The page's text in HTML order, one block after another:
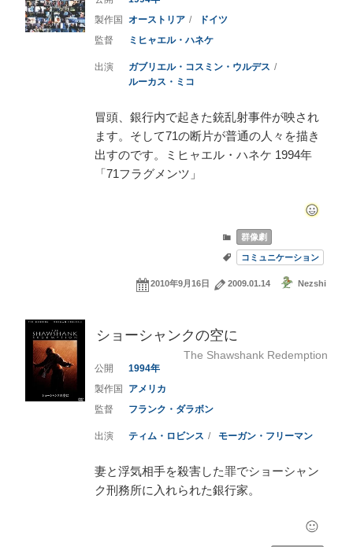
オーストリア
ドイツ
ミヒャエル・ハネケ
ガブリエル・コスミン・ウルデス
ルーカス・ミコ
冒頭、銀行内で起きた銃乱射事件が映され
ます。そして71の断片が普通の人々を描き
出すのです。ミヒャエル・ハネケ 1994年
「71フラグメンツ」
群像劇
コミュニケーション
2010年9月16日 2009.01.14 Nezshi
ショーシャンクの空に
The Shawshank Redemption
1994
アメリカ
フランク・ダラボン
ティム・ロビンス モーガン・フリーマン
妻と浮気相手を殺害した罪でショーシャン
ク刑務所に入れられた銀行家。